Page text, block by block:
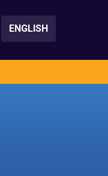
ENGLISH